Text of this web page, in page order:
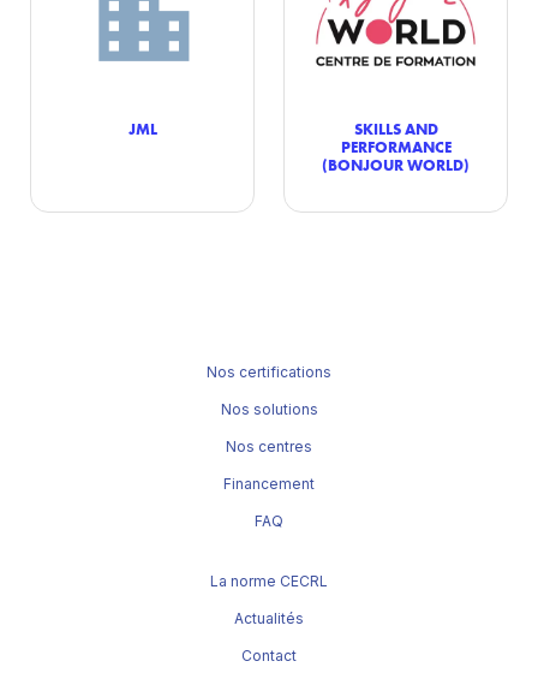
JML
SKILLS AND
PERFORMANCE
(BONJOUR WORLD)
Nos certifications
Nos solutions
Nos centres
Financement
FAQ
La norme CECRL
Actualités
Contact